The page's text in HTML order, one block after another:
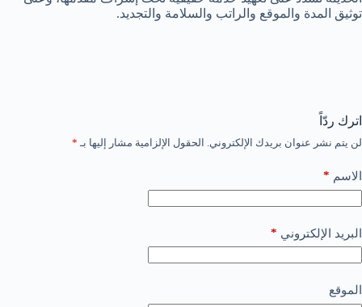
توثيق المدة والموقع والراتب والسلامة والتجديد.
اترك ردّاً
لن يتم نشر عنوان بريدك الإلكتروني. الحقول الإلزامية مشار إليها بـ *
الاسم *
البريد الإلكتروني *
الموقع